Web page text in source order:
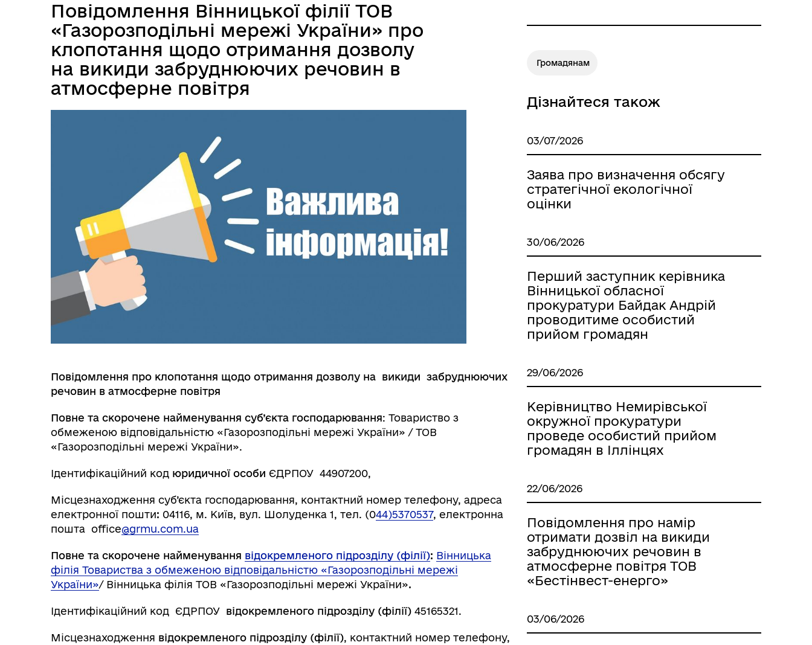
Повідомлення Вінницької філії ТОВ
«Газорозподільні мережі України» про
клопотання щодо отримання дозволу
на викиди забруднюючих речовин в
атмосферне повітря
Повідомлення про клопотання щодо отримання дозволу на викиди забруднюючих
речовин в атмосферне повітря
Повне та скорочене найменування суб’єкта господарювання: Товариство з
обмеженою відповідальністю «Газорозподільні мережі України» / ТОВ
«Газорозподільні мережі України».
Ідентифікаційний код юридичної особи ЄДРПОУ 44907200,
Місцезнаходження суб’єкта господарювання, контактний номер телефону, адреса
електронної пошти: 04116, м. Київ, вул. Шолуденка 1, тел. (044)5370537, електронна
пошта office@grmu.com.ua
Повне та скорочене найменування відокремленого підрозділу (філії): Вінницька
філія Товариства з обмеженою відповідальністю «Газорозподільні мережі
України»/ Вінницька філія ТОВ «Газорозподільні мережі України».
Ідентифікаційний код ЄДРПОУ відокремленого підрозділу (філії) 45165321.
Місцезнаходження відокремленого підрозділу (філії), контактний номер телефону,
Громадянам
Дізнайтеся також
03/07/2026
Заява про визначення обсягу
стратегічної екологічної
оцінки
30/06/2026
Перший заступник керівника
Вінницької обласної
прокуратури Байдак Андрій
проводитиме особистий
прийом громадян
29/06/2026
Керівництво Немирівської
окружної прокуратури
проведе особистий прийом
громадян в Іллінцях
22/06/2026
Повідомлення про намір
отримати дозвіл на викиди
забруднюючих речовин в
атмосферне повітря ТОВ
«Бестінвест-енерго»
03/06/2026